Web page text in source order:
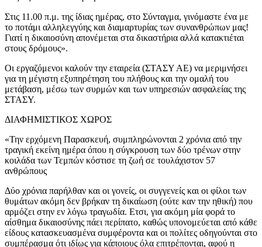
Στις 11.00 π.μ. της ίδιας ημέρας, στο Σύνταγμα, γινόμαστε ένα με
το ποτάμι αλληλεγγύης και διαμαρτυρίας των συνανθρώπων μας!
Γιατί η δικαιοσύνη απονέμεται στα δικαστήρια αλλά κατακτιέται
στους δρόμους».
Οι εργαζόμενοι καλούν την εταιρεία (ΣΤΑΣΥ ΑΕ) να μεριμνήσει
για τη μέγιστη εξυπηρέτηση του πλήθους και την ομαλή του
μετάβαση, μέσω των συρμών και των υπηρεσιών ασφαλείας της
ΣΤΑΣΥ.
ΔΙΑΦΗΜΙΣΤΙΚΟΣ ΧΩΡΟΣ
«Την ερχόμενη Παρασκευή, συμπληρώνονται 2 χρόνια από την
τραγική εκείνη ημέρα όπου η σύγκρουση των δύο τρένων στην
κοιλάδα των Τεμπών κόστισε τη ζωή σε τουλάχιστον 57
ανθρώπους
Δύο χρόνια παρήλθαν και οι γονείς, οι συγγενείς και οι φίλοι των
θυμάτων ακόμη δεν βρήκαν τη δικαίωση (ούτε καν την ηθική) που
αρμόζει στην εν λόγω τραγωδία. Ετσι, για ακόμη μία φορά το
αίσθημα δικαιοσύνης πάει περίπατο, καθώς υπονομεύεται από κάθε
είδους κατασκευασμένα συμφέροντα και οι πολίτες οδηγούνται στο
συμπέρασμα ότι ιδίως για κάποιους όλα επιτρέπονται, αφού η